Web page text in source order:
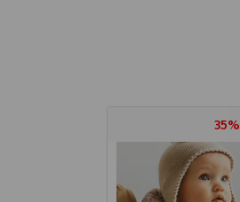
35%